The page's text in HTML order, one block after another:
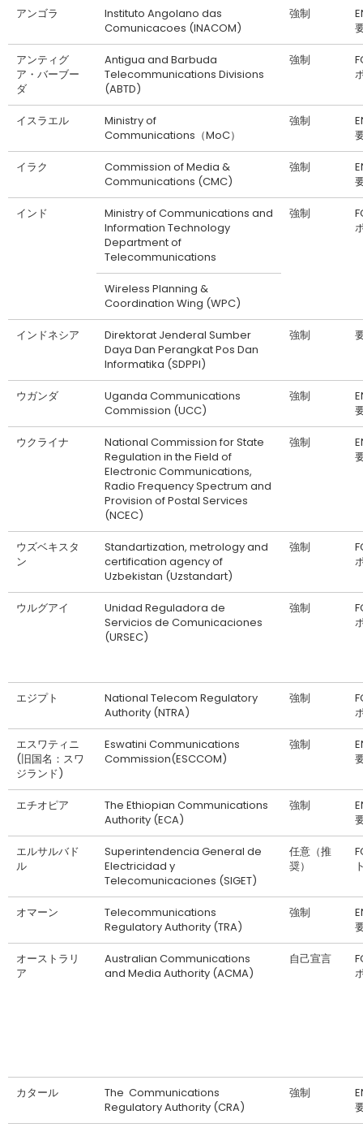
アンゴラ
Instituto Angolano das
Comunicacoes (INACOM)
強制
アンティグ
ア・バーブー
ダ
Antigua and Barbuda
Telecommunications Divisions
(ABTD)
強制
イスラエル
Ministry of
Communications（MoC）
強制
イラク
Commission of Media &
Communications (CMC)
強制
インド
Ministry of Communications and
Information Technology
Department of
Telecommunications
強制
Wireless Planning &
Coordination Wing (WPC)
インドネシア
Direktorat Jenderal Sumber
Daya Dan Perangkat Pos Dan
Informatika (SDPPI)
強制
ウガンダ
Uganda Communications
Commission (UCC)
強制
ウクライナ
National Commission for State
Regulation in the Field of
Electronic Communications,
Radio Frequency Spectrum and
Provision of Postal Services
(NCEC)
強制
ウズベキスタ
ン
Standartization, metrology and
certification agency of
Uzbekistan (Uzstandart)
強制
ウルグアイ
Unidad Reguladora de
Servicios de Comunicaciones
(URSEC)
強制
エジプト
National Telecom Regulatory
Authority (NTRA)
強制
エスワティニ
(旧国名：スワ
ジランド)
Eswatini Communications
Commission(ESCCOM)
強制
エチオピア
The Ethiopian Communications
Authority (ECA)
強制
エルサルバド
ル
Superintendencia General de
Electricidad y
Telecomunicaciones (SIGET)
任意（推
奨）
オマーン
Telecommunications
Regulatory Authority (TRA)
強制
オーストラリ
ア
Australian Communications
and Media Authority (ACMA)
自己宣言
カタール
The ‎ Communications
Regulatory Authority (CRA)
強制